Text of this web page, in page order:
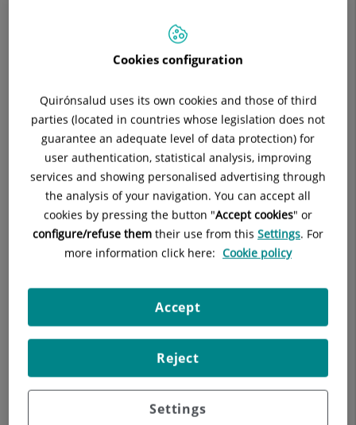
TRAUMATOLOGÍA Y CIRUGÍA ORTOPÉDICA
Pedir cita
Pide cita con este profesional en otros hospitales:
Hospital Universitario Ruber Juan Bravo
C/ Juan Bravo, 39 y 49
28006 Madrid
Datos del profesional
Cookies configuration
Quirónsalud uses its own cookies and those of third
parties (located in countries whose legislation does not
guarantee an adequate level of data protection) for
user authentication, statistical analysis, improving
services and showing personalised advertising through
the analysis of your navigation. You can accept all
cookies by pressing the button "Accept cookies" or
configure/refuse them their use from this Settings. For
more information click here: Cookie policy
Settings
Reject
Accept